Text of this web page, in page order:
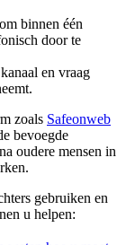
binnen één
door te
en vraag
zoals Safeonweb
bevoegde
oudere mensen in
gebruiken en
u helpen: